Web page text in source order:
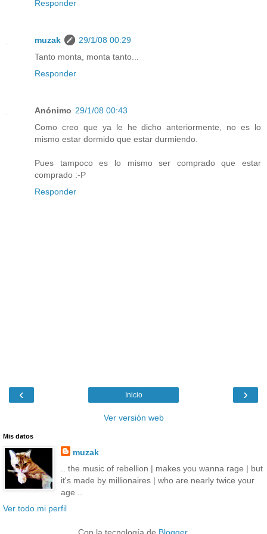
Responder
muzak
29/1/08 00:29
Tanto monta, monta tanto...
Responder
Anónimo 29/1/08 00:43
Como creo que ya le he dicho anteriormente, no es lo
mismo estar dormido que estar durmiendo.
Pues tampoco es lo mismo ser comprado que estar
comprado :-P
Responder
‹ ›
Inicio
Ver versión web
Mis datos
muzak
.. the music of rebellion | makes you wanna rage | but
it's made by millionaires | who are nearly twice your
age ..
Ver todo mi perfil